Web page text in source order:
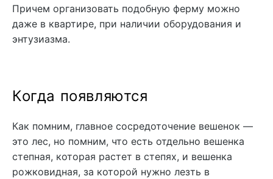
Причем организовать подобную ферму можно
даже в квартире, при наличии оборудования и
энтузиазма.
Когда появляются
Как помним, главное сосредоточение вешенок —
это лес, но помним, что есть отдельно вешенка
степная, которая растет в степях, и вешенка
рожковидная, за которой нужно лезть в